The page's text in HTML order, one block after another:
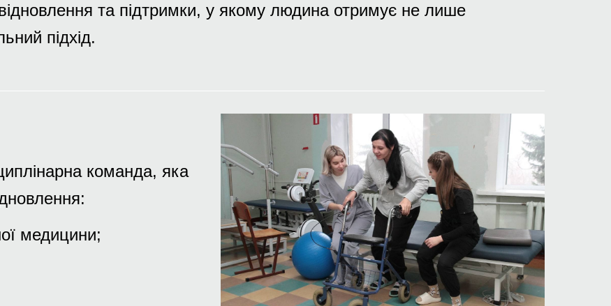
та підтримки, у якому людина отримує не лише
підхід.
команда, яка
медицини;